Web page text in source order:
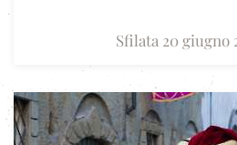
Sfilata 20 giugno